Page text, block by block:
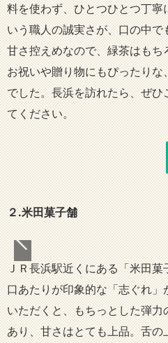
料を使わず、ひとつひとつ丁寧
いう職人の誠実さが、口の中で
甘さ控えめなので、緑茶はもち
お祝いや贈り物にもぴったり
でした。長浜を訪れたら、ぜ
てください。
２.米田菓子舗
ＪＲ長浜駅近くにある「米田
口あたりが印象的な「志ぐれ
いただくと、もちっとした弾
あり、甘さはとても上品。舌の